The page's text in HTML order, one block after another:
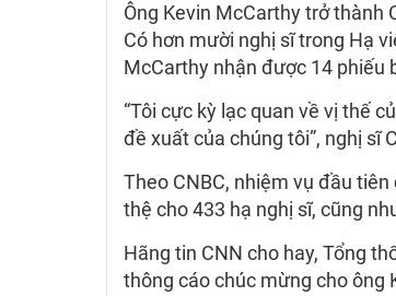
Ông Kevin McCarthy trở thành
Có hơn mười nghị sĩ trong Hạ
McCarthy nhận được 14 phiếu
“Tôi cực kỳ lạc quan về vị thế
đề xuất của chúng tôi”, nghị sĩ
Theo CNBC, nhiệm vụ đầu
thệ cho 433 hạ nghị sĩ, cũng
Hãng tin CNN cho hay, Tổng
thông cáo chúc mừng cho ông